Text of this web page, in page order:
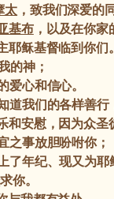
太 ，致我们深爱的
基布，以及在你家
稣基督临到你们。
的神；
心和信心。
我们的各样善行
安慰，因为众圣
之事放胆吩咐你；
了年纪、现又为
求你。